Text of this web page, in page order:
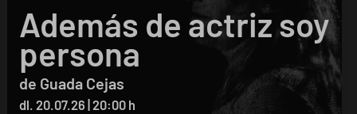
Además de actriz soy
persona
de Guada Cejas
dl. 20.07.26|20:00 h